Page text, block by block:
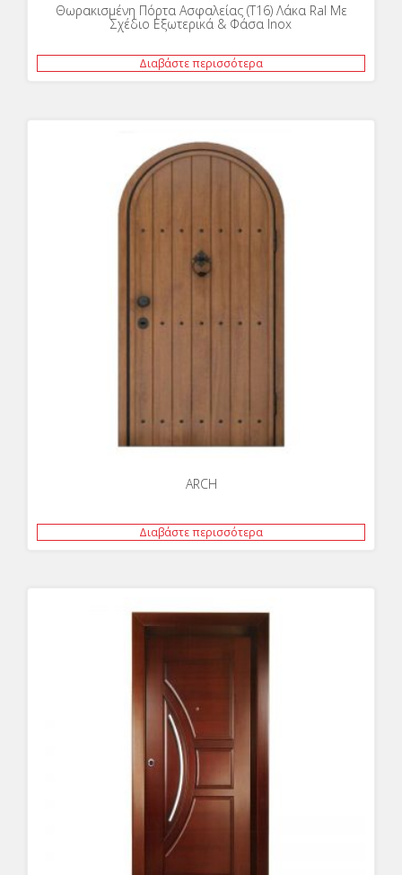
Θωρακισμένη Πόρτα Ασφαλείας (T16) Λάκα Ral Με
Σχέδιο Εξωτερικά & Φάσα Inox
Διαβάστε περισσότερα
ARCH
Διαβάστε περισσότερα